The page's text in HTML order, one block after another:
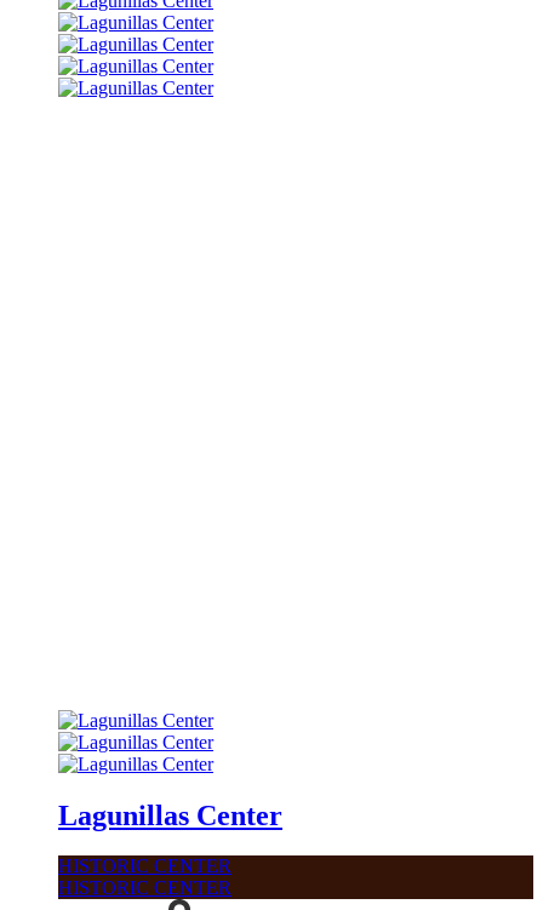
Lagunillas Center
HISTORIC CENTER
HISTORIC CENTER